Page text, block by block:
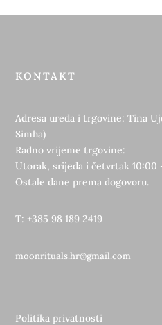
KONTAKT
Adresa ureda i trgovine: Tina
Simha)
Radno vrijeme trgovine:
Utorak, srijeda i četvrtak 10:00
Ostale dane prema dogovoru.
T: +385 98 189 2419
moonrituals.hr@gmail.com
Politika privatnosti